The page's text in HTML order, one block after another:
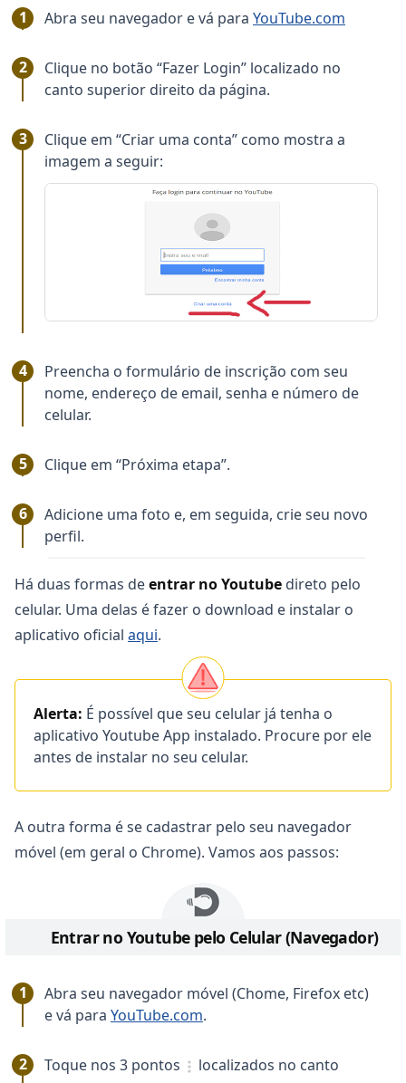
Abra seu navegador e vá para YouTube.com
Clique no botão “Fazer Login” localizado no
canto superior direito da página.
Clique em “Criar uma conta” como mostra a
imagem a seguir:
Preencha o formulário de inscrição com seu
nome, endereço de email, senha e número de
celular.
Clique em “Próxima etapa”.
Adicione uma foto e, em seguida, crie seu novo
perfil.
Há duas formas deentrar no Youtube direto pelo
celular. Uma delas é fazer o download e instalar o
aplicativo oficial aqui.
Alerta: É possível que seu celular já tenha o
aplicativo Youtube App instalado. Procure por ele
antes de instalar no seu celular.
A outra forma é se cadastrar pelo seu navegador
móvel (em geral o Chrome). Vamos aos passos:
Entrar no Youtube pelo Celular (Navegador)
Abra seu navegador móvel (Chome, Firefox etc)
e vá para YouTube.com.
Toque nos 3 pontos
localizados no canto